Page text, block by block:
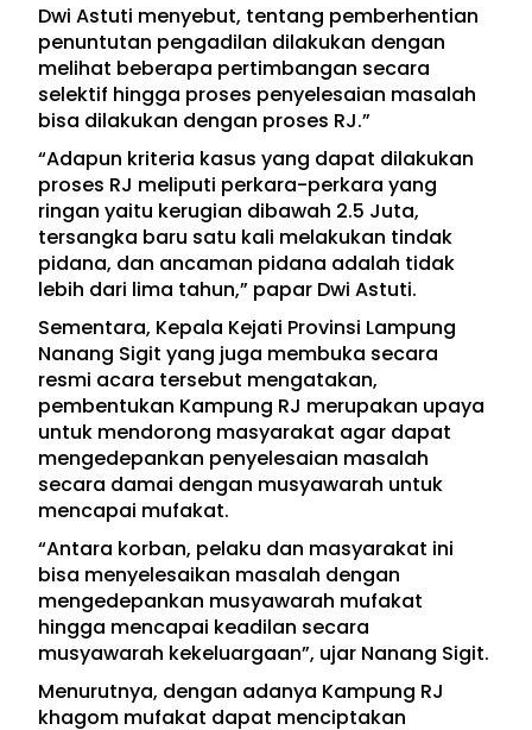
Dwi Astuti menyebut, tentang pemberhentian
penuntutan pengadilan dilakukan dengan
melihat beberapa pertimbangan secara
selektif hingga proses penyelesaian masalah
bisa dilakukan dengan proses RJ.”
“Adapun kriteria kasus yang dapat dilakukan
proses RJ meliputi perkara-perkara yang
ringan yaitu kerugian dibawah 2.5 Juta,
tersangka baru satu kali melakukan tindak
pidana, dan ancaman pidana adalah tidak
lebih dari lima tahun,” papar Dwi Astuti.
Sementara, Kepala Kejati Provinsi Lampung
Nanang Sigit yang juga membuka secara
resmi acara tersebut mengatakan,
pembentukan Kampung RJ merupakan upaya
untuk mendorong masyarakat agar dapat
mengedepankan penyelesaian masalah
secara damai dengan musyawarah untuk
mencapai mufakat.
“Antara korban, pelaku dan masyarakat ini
bisa menyelesaikan masalah dengan
mengedepankan musyawarah mufakat
hingga mencapai keadilan secara
musyawarah kekeluargaan”, ujar Nanang Sigit.
Menurutnya, dengan adanya Kampung RJ
khagom mufakat dapat menciptakan